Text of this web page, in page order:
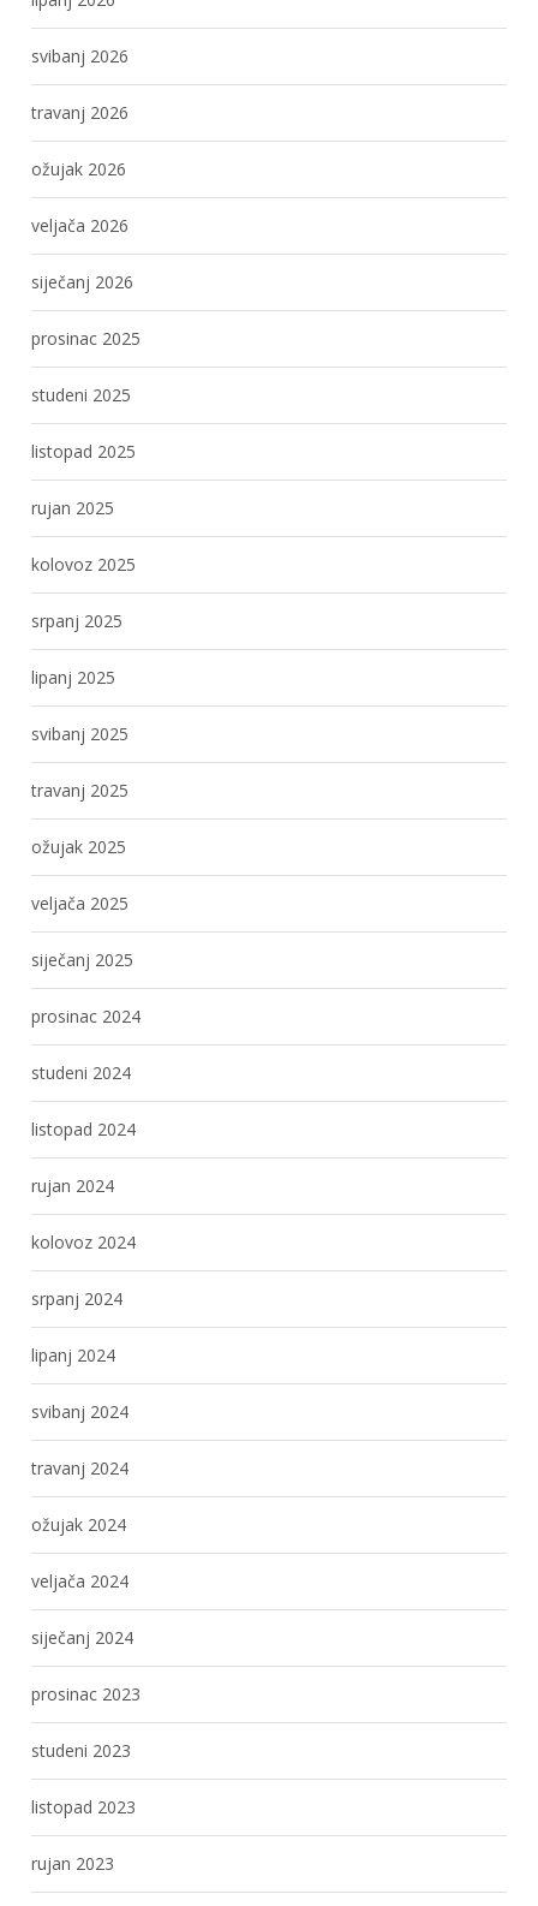
svibanj 2026
travanj 2026
ožujak 2026
veljača 2026
siječanj 2026
prosinac 2025
studeni 2025
listopad 2025
rujan 2025
kolovoz 2025
srpanj 2025
lipanj 2025
svibanj 2025
travanj 2025
ožujak 2025
veljača 2025
siječanj 2025
prosinac 2024
studeni 2024
listopad 2024
rujan 2024
kolovoz 2024
srpanj 2024
lipanj 2024
svibanj 2024
travanj 2024
ožujak 2024
veljača 2024
siječanj 2024
prosinac 2023
studeni 2023
listopad 2023
rujan 2023